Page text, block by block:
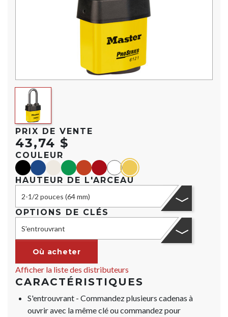
PRIX DE VENTE
43,74 $
COULEUR
blackblue greenorangered Blancyellow
HAUTEUR DE L'ARCEAU
2-1/2 pouces (64 mm)
OPTIONS DE CLÉS
S'entrouvrant
Où acheter
Afficher la liste des distributeurs
CARACTÉRISTIQUES
S'entrouvrant - Commandez plusieurs cadenas à
ouvrir avec la même clé ou commandez pour